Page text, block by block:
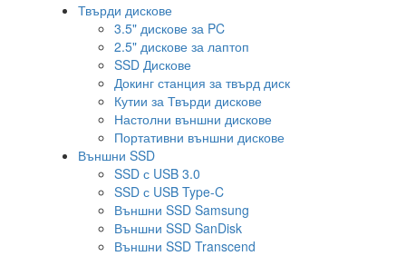
Твърди дискове
3.5" дискове за PC
2.5" дискове за лаптоп
SSD Дискове
Докинг станция за твърд диск
Кутии за Твърди дискове
Настолни външни дискове
Портативни външни дискове
Външни SSD
SSD с USB 3.0
SSD с USB Type-C
Външни SSD Samsung
Външни SSD SanDisk
Външни SSD Transcend